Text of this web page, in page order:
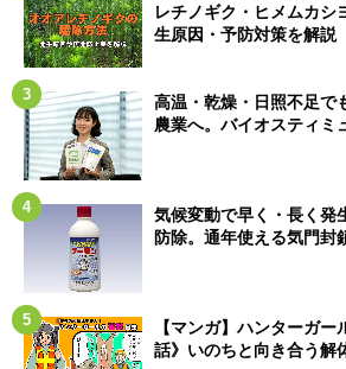
レチノギク・ヒメムカシ
生原因・予防対策を解説
高温・乾燥・日照不足で
農業へ。バイオスティミ
気候変動で早く・長く発
防除。通年使える気門封
【マンガ】ハンターガ
話》いのちと向き合う解